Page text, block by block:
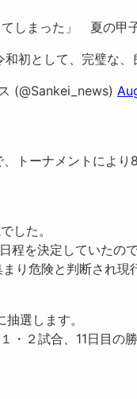
しまった」 夏の甲
初として、完璧な
(@Sankei_news)
トーナメントによ
した。
を決定していたので
り危険と判断され現
抽選します。
２試合、11日目の